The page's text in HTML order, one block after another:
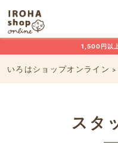
1,500円以
いろはショップオンライン >
スタ